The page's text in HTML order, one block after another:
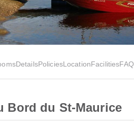
DetailsPoliciesLocationFacilitiesFAQ
Bord du St-Maurice